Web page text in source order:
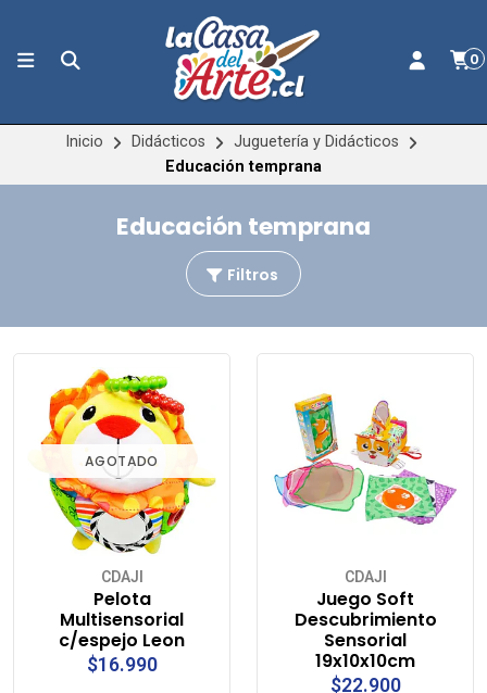
0
Inicio Didácticos
Juguetería y Didácticos
Educación temprana
Educación temprana
Filtros
AGOTADO
CDAJI
Pelota
Multisensorial
c/espejo Leon
$16.990
CDAJI
Juego Soft
Descubrimiento
Sensorial
19x10x10cm
$22.900